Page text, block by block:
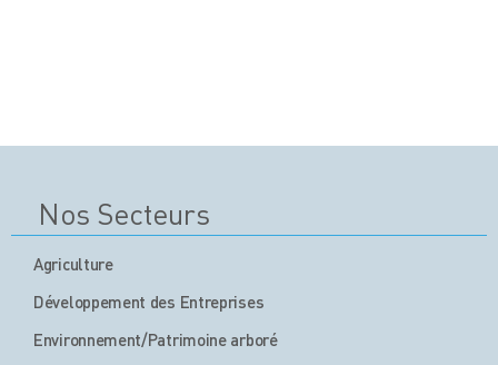
Nos Secteurs
Agriculture
Développement des Entreprises
Environnement/Patrimoine arboré